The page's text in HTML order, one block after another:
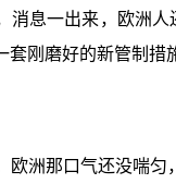
消息一出来，欧洲
套刚磨好的新管制措
欧洲那口气还没喘